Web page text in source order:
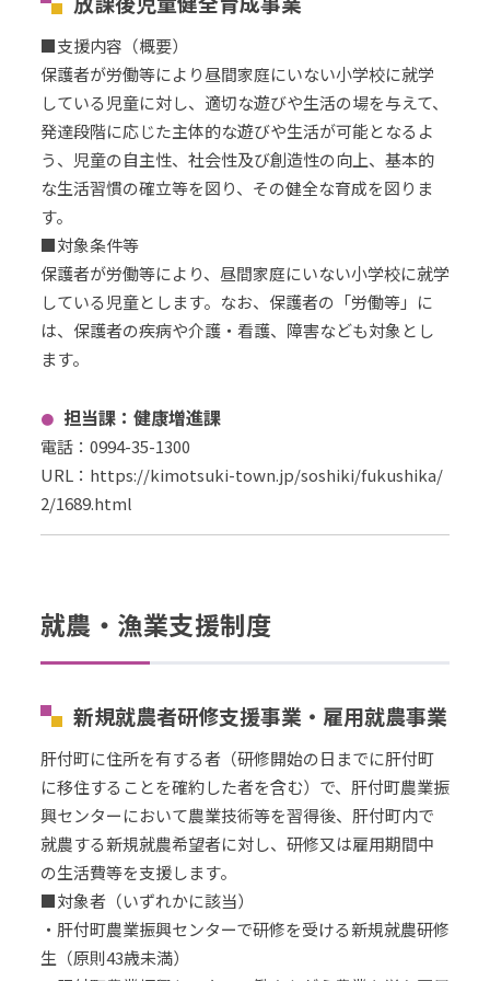
■支援内容（概要）
保護者が労働等により昼間家庭にいない小学校に就学
している児童に対し、適切な遊びや生活の場を与えて、
発達段階に応じた主体的な遊びや生活が可能となるよ
う、児童の自主性、社会性及び創造性の向上、基本的
な生活習慣の確立等を図り、その健全な育成を図りま
す。
■対象条件等
保護者が労働等により、昼間家庭にいない小学校に就学
している児童とします。なお、保護者の「労働等」に
は、保護者の疾病や介護・看護、障害なども対象とし
ます。
担当課：健康増進課
電話： 0994-35-1300
URL： https://kimotsuki-town.jp/soshiki/fukushika/
2/1689.html
就農・漁業支援制度
新規就農者研修支援事業・雇用就農事業
肝付町に住所を有する者（研修開始の日までに肝付町
に移住することを確約した者を含む）で、肝付町農業振
興センターにおいて農業技術等を習得後、肝付町内で
就農する新規就農希望者に対し、研修又は雇用期間中
の生活費等を支援します。
■対象者（いずれかに該当）
・肝付町農業振興センターで研修を受ける新規就農研修
生（原則43歳未満）